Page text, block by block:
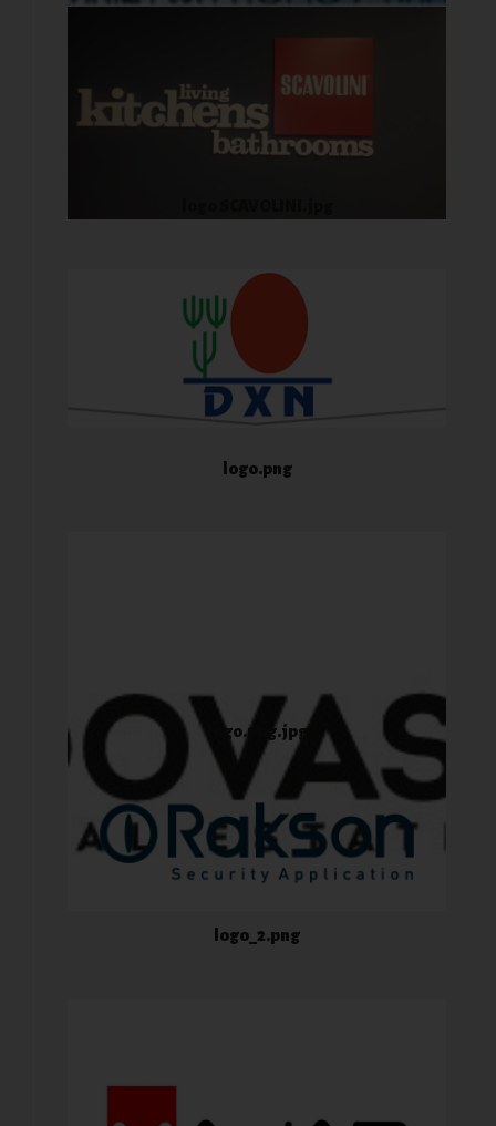
logo.png
logo.png.jpg
logo_2.png